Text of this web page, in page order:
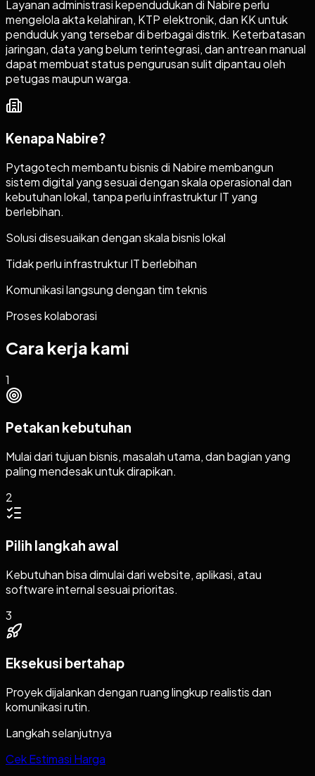
Layanan administrasi kependudukan di Nabire perlu
mengelola akta kelahiran, KTP elektronik, dan KK untuk
penduduk yang tersebar di berbagai distrik. Keterbatasan
jaringan, data yang belum terintegrasi, dan antrean manual
dapat membuat status pengurusan sulit dipantau oleh
petugas maupun warga.
Kenapa Nabire?
Pytagotech membantu bisnis di Nabire membangun
sistem digital yang sesuai dengan skala operasional dan
kebutuhan lokal, tanpa perlu infrastruktur IT yang
berlebihan.
Solusi disesuaikan dengan skala bisnis lokal
Tidak perlu infrastruktur IT berlebihan
Komunikasi langsung dengan tim teknis
Proses kolaborasi
Cara kerja kami
1
Petakan kebutuhan
Mulai dari tujuan bisnis, masalah utama, dan bagian yang
paling mendesak untuk dirapikan.
2
Pilih langkah awal
Kebutuhan bisa dimulai dari website, aplikasi, atau
software internal sesuai prioritas.
3
Eksekusi bertahap
Proyek dijalankan dengan ruang lingkup realistis dan
komunikasi rutin.
Langkah selanjutnya
Cek Estimasi Harga